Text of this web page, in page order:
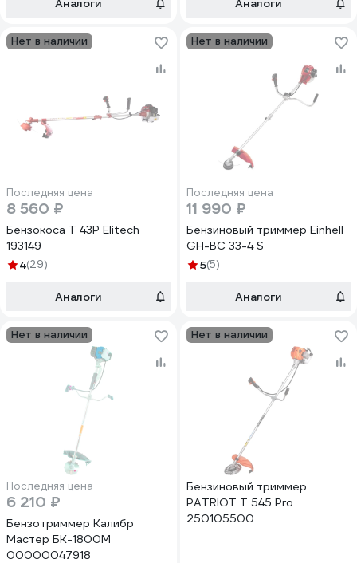
Аналоги Аналоги
Нет в наличии
Последняя цена
8 560 ₽
Бензокоса Т 43Р Elitech
193149
4(29)
Аналоги
Нет в наличии
Последняя цена
11 990 ₽
Бензиновый триммер Einhell
GH-BC 33-4 S
5(5)
Аналоги
Нет в наличии
Последняя цена
6 210 ₽
Бензотриммер Калибр
Мастер БК-1800М
00000047918
Нет в наличии
Бензиновый триммер
PATRIOT Т 545 Pro
250105500